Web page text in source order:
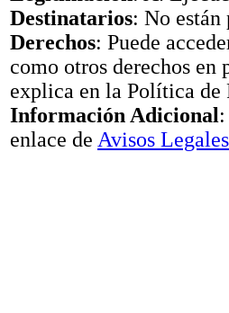
Destinatarios: No están
Derechos: Puede
como otros derechos en
explica en la Política de
Información Adicional
enlace de Avisos